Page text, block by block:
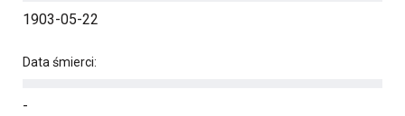
1903-05-22
Data śmierci:
-